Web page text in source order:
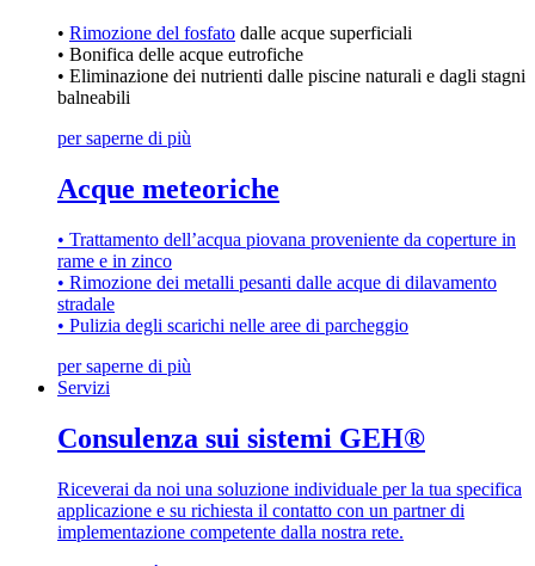
• Rimozione del fosfato dalle acque superficiali
• Bonifica delle acque eutrofiche
• Eliminazione dei nutrienti dalle piscine naturali e dagli stagni
balneabili
per saperne di più
Acque meteoriche
• Trattamento dell’acqua piovana proveniente da coperture in
rame e in zinco
• Rimozione dei metalli pesanti dalle acque di dilavamento
stradale
• Pulizia degli scarichi nelle aree di parcheggio
per saperne di più
Servizi
Consulenza sui sistemi GEH®
Riceverai da noi una soluzione individuale per la tua specifica
applicazione e su richiesta il contatto con un partner di
implementazione competente dalla nostra rete.